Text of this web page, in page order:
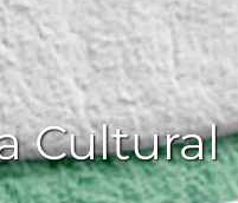
Cultural